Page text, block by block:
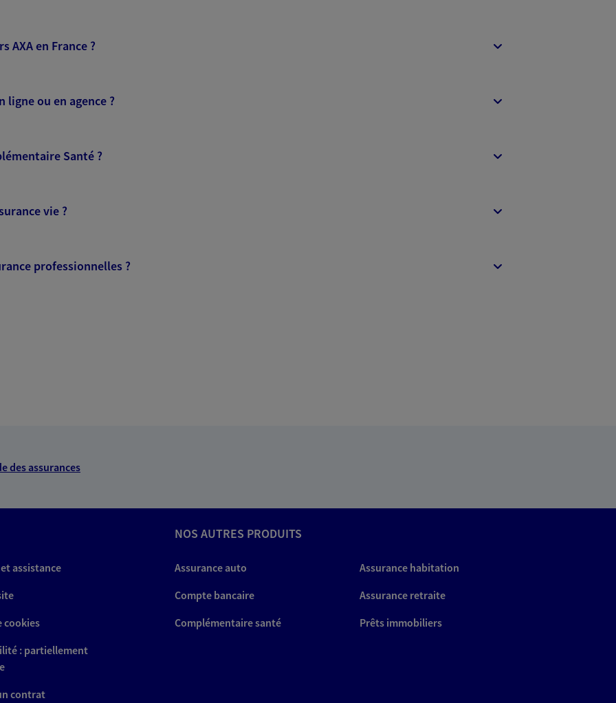
Epargne et Protection
AXA en France ?
ou en agence ?
Santé ?
vie ?
professionnelles ?
des assurances
assistance
cookies
: partiellement
contrat
NOS AUTRES PRODUITS
Assurance auto
Assurance habitation
Compte bancaire
Assurance retraite
Complémentaire santé
Prêts immobiliers